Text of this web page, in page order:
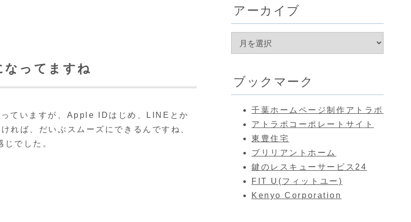
なってますね
ていますが、Apple IDはじめ、LINEとか
れば、だいぶスムーズにできるんですね、
でした。
アーカイブ
ブックマーク
千葉ホームページ制作アトラボ
アトラボコーポレートサイト
東豊住宅
ブリリアントホーム
鍵のレスキューサービス24
FIT U(フィットユー)
Kenyo Corporation